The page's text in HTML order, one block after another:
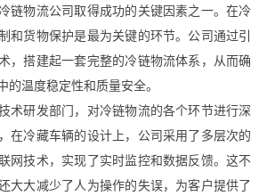
链物流公司取得成功的关键因素之一。在冷
和货物保护是最为关键的环节。公司通过引
，搭建起一套完整的冷链物流体系，从而确
的温度稳定性和质量安全。
术研发部门，对冷链物流的各个环节进行深
在冷藏车辆的设计上，公司采用了多层次的
网技术，实现了实时监控和数据反馈。这不
大大减少了人为操作的失误，为客户提供了